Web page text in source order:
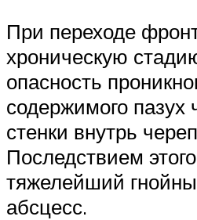
При переходе
хроническую
опасность
содержимого пазух
стенки внутрь
Последствием
тяжелейший
абсцесс.